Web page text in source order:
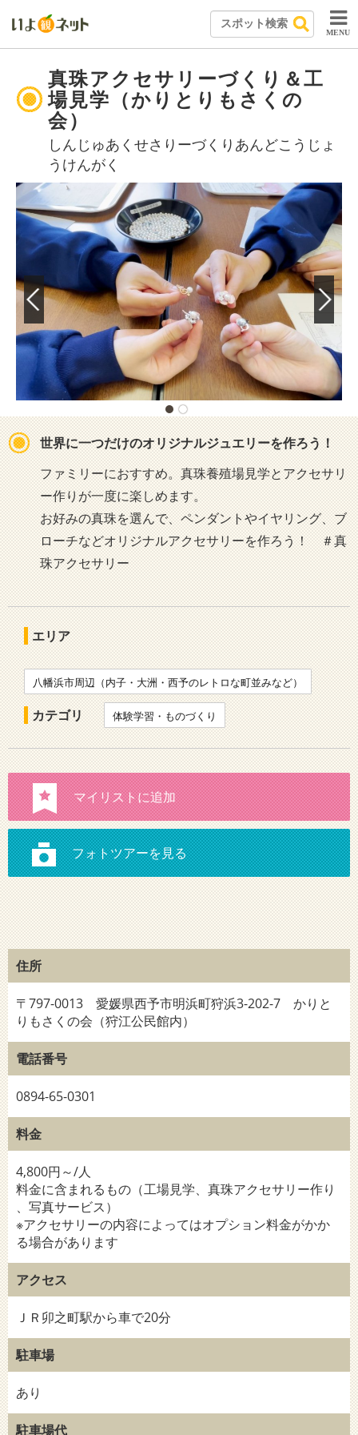
MENU
真珠アクセサリーづくり＆工
場見学（かりとりもさくの
会）
しんじゅあくせさりーづくりあんどこうじょ
うけんがく
世界に一つだけのオリジナルジュエリーを作ろう！
ファミリーにおすすめ。真珠養殖場見学とアクセサリ
ー作りが一度に楽しめます。
お好みの真珠を選んで、ペンダントやイヤリング、ブ
ローチなどオリジナルアクセサリーを作ろう！ ＃真
珠アクセサリー
エリア
八幡浜市周辺（内子・大洲・西予のレトロな町並みなど）
カテゴリ 体験学習・ものづくり
住所
〒797-0013 愛媛県西予市明浜町狩浜3-202-7 かりと
りもさくの会（狩江公民館内）
電話番号
0894-65-0301
料金
4,800円～/人
料金に含まれるもの（工場見学、真珠アクセサリー作り
、写真サービス）
※アクセサリーの内容によってはオプション料金がかか
る場合があります
アクセス
ＪＲ卯之町駅から車で20分
駐車場
あり
駐車場代